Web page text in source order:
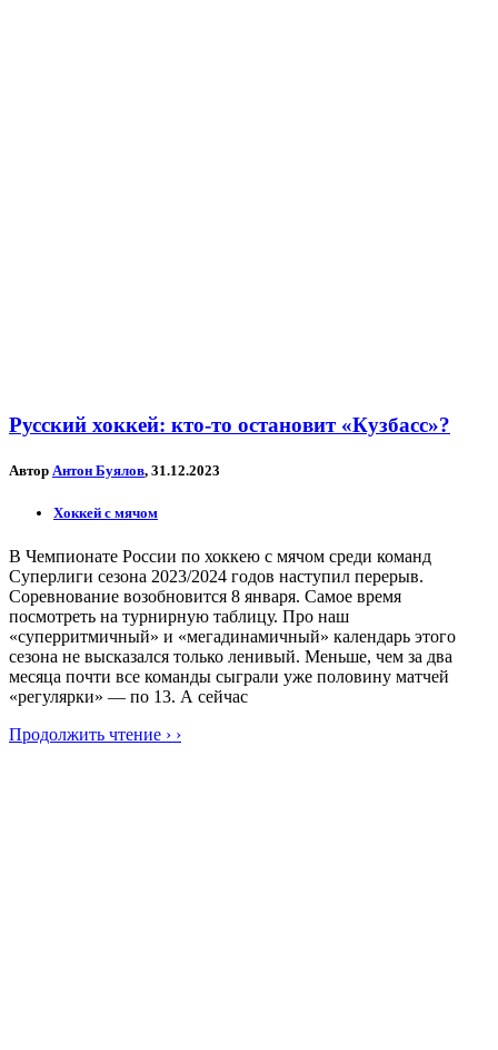
Русский хоккей: кто-то остановит «Кузбасс»?
Автор Антон Буялов, 31.12.2023
Хоккей с мячом
В Чемпионате России по хоккею с мячом среди команд
Суперлиги сезона 2023/2024 годов наступил перерыв.
Соревнование возобновится 8 января. Самое время
посмотреть на турнирную таблицу. Про наш
«суперритмичный» и «мегадинамичный» календарь этого
сезона не высказался только ленивый. Меньше, чем за два
месяца почти все команды сыграли уже половину матчей
«регулярки» — по 13. А сейчас
Продолжить чтение › ›